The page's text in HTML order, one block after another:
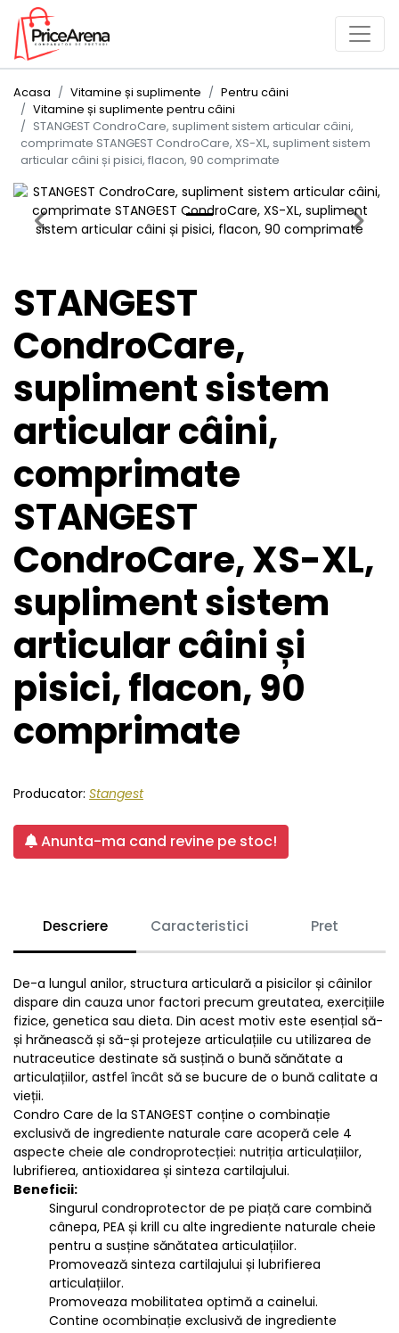
Acasa Vitamine și suplimente
Pentru câini
Vitamine și suplimente pentru câini
STANGEST CondroCare, supliment sistem articular câini,
comprimate STANGEST CondroCare, XS-XL, supliment sistem
articular câini și pisici, flacon, 90 comprimate
Previous Next
STANGEST
CondroCare,
supliment sistem
articular câini,
comprimate
STANGEST
CondroCare, XS-XL,
supliment sistem
articular câini și
pisici, flacon, 90
comprimate
Producator: Stangest
Anunta-ma cand revine pe stoc!
Descriere Caracteristici Pret
De-a lungul anilor, structura articulară a pisicilor și câinilor
dispare din cauza unor factori precum greutatea, exercițiile
fizice, genetica sau dieta. Din acest motiv este esențial să-
și hrănească și să-și protejeze articulațiile cu utilizarea de
nutraceutice destinate să susțină o bună sănătate a
articulațiilor, astfel încât să se bucure de o bună calitate a
vieții.
Condro Care de la STANGEST conține o combinație
exclusivă de ingrediente naturale care acoperă cele 4
aspecte cheie ale condroprotecției: nutriția articulațiilor,
lubrifierea, antioxidarea și sinteza cartilajului.
Beneficii:
Singurul condroprotector de pe piață care combină
cânepa, PEA și krill cu alte ingrediente naturale cheie
pentru a susține sănătatea articulațiilor.
Promovează sinteza cartilajului și lubrifierea
articulațiilor.
Promoveaza mobilitatea optimă a cainelui.
Contine ocombinație exclusivă de ingrediente